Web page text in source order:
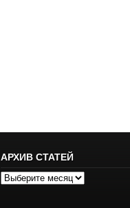
АРХИВ СТАТЕЙ
Архив